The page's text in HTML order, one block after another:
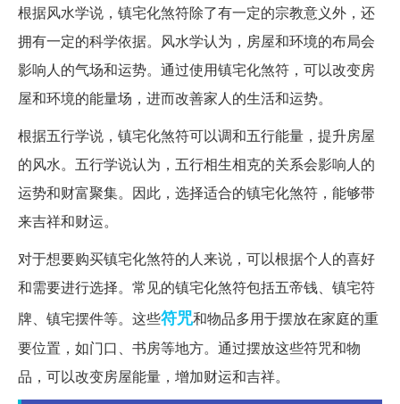
根据风水学说，镇宅化煞符除了有一定的宗教意义外，还
拥有一定的科学依据。风水学认为，房屋和环境的布局会
影响人的气场和运势。通过使用镇宅化煞符，可以改变房
屋和环境的能量场，进而改善家人的生活和运势。
根据五行学说，镇宅化煞符可以调和五行能量，提升房屋
的风水。五行学说认为，五行相生相克的关系会影响人的
运势和财富聚集。因此，选择适合的镇宅化煞符，能够带
来吉祥和财运。
对于想要购买镇宅化煞符的人来说，可以根据个人的喜好
和需要进行选择。常见的镇宅化煞符包括五帝钱、镇宅符
牌、镇宅摆件等。这些符咒和物品多用于摆放在家庭的重
要位置，如门口、书房等地方。通过摆放这些符咒和物
品，可以改变房屋能量，增加财运和吉祥。